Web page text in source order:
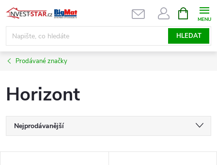
Přejít
na
obsah
HLEDAT
NÁKUPNÍ
KOŠÍK
Prodávané značky
Horizont
Ř
a
Nejprodávanější